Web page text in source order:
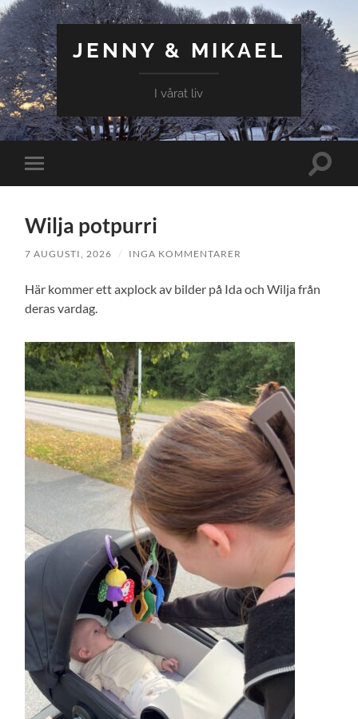
JENNY & MIKAEL
I vårat liv
Slå
på/av
Slå
Wilja potpurri
7 AUGUSTI, 2026 / INGA KOMMENTARER
Här kommer ett axplock av bilder på Ida och Wilja från
deras vardag.